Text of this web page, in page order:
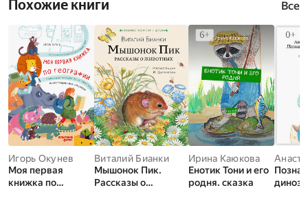
Похожие книги Все
Игорь Окунев
Моя первая
книжка по
Виталий Бианки
Мышонок Пик.
Рассказы о
Ирина Каюкова
Енотик Тони и его
родня. сказка